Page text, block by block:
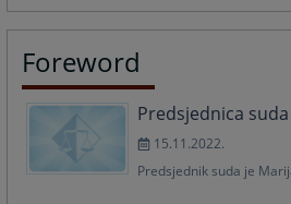
Foreword
Predsjednica suda
15.11.2022.
Predsjednik suda je